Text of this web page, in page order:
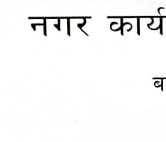
सम्बन्धी सूचना !!
(टोल
चालकको नं.